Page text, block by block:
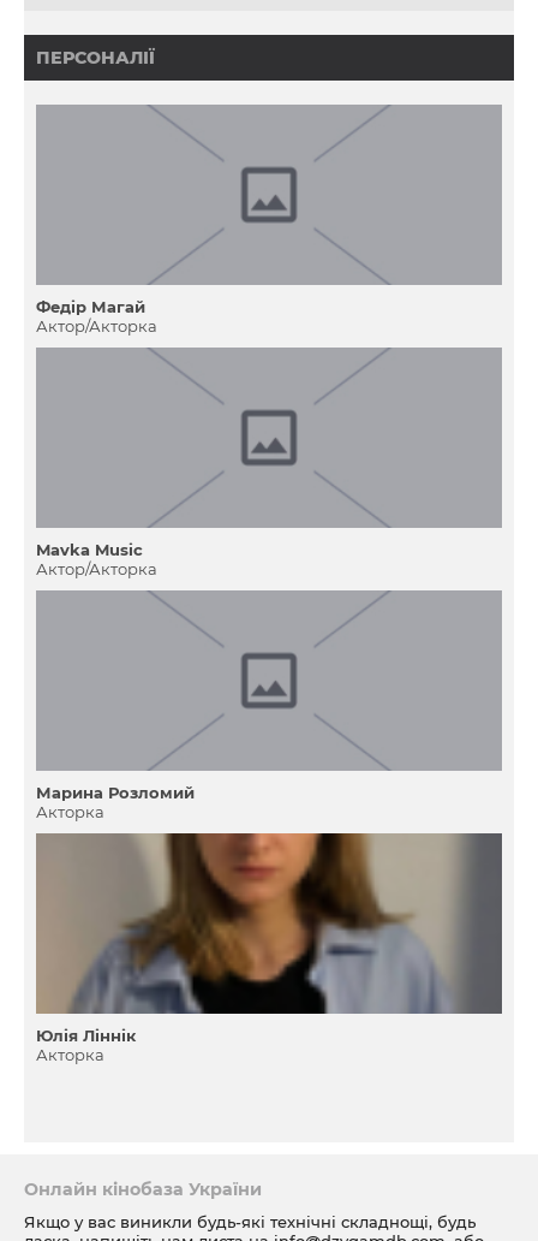
ПЕРСОНАЛІЇ
Федір Магай
Актор/Акторка
Mavka Music
Актор/Акторка
Марина Розломий
Акторка
Юлія Ліннік
Акторка
Онлайн кінобаза України
Якщо у вас виникли будь-які технічні складнощі, будь